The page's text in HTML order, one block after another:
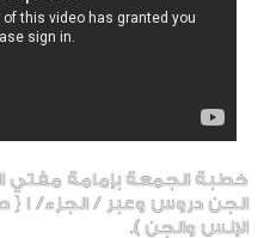
خطبة الجمعة بإمامة مفتي
الإنس والجن ).